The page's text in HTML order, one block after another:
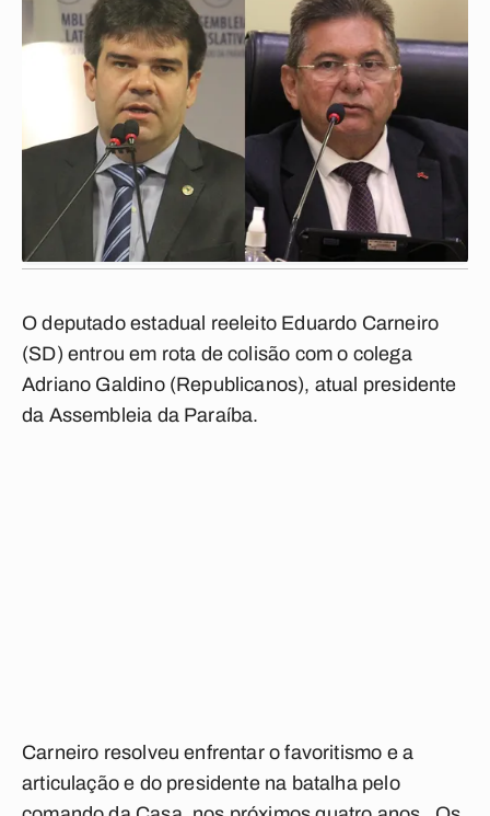
O deputado estadual reeleito Eduardo Carneiro
(SD) entrou em rota de colisão com o colega
Adriano Galdino (Republicanos), atual presidente
da Assembleia da Paraíba.
Carneiro resolveu enfrentar o favoritismo e a
articulação e do presidente na batalha pelo